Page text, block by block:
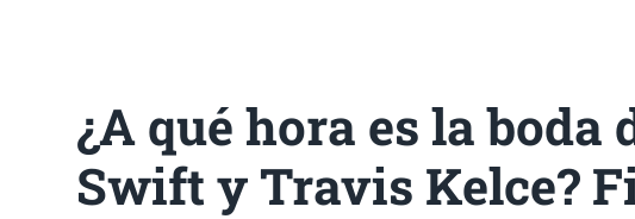
¿A qué hora es la boda
Swift y Travis Kelce?